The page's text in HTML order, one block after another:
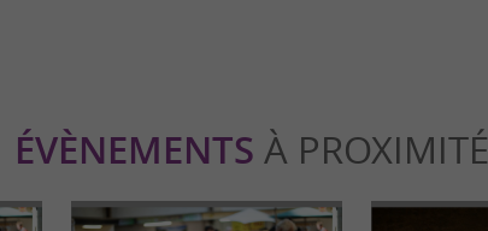
ÉVÈNEMENTS À PROXIMITÉ